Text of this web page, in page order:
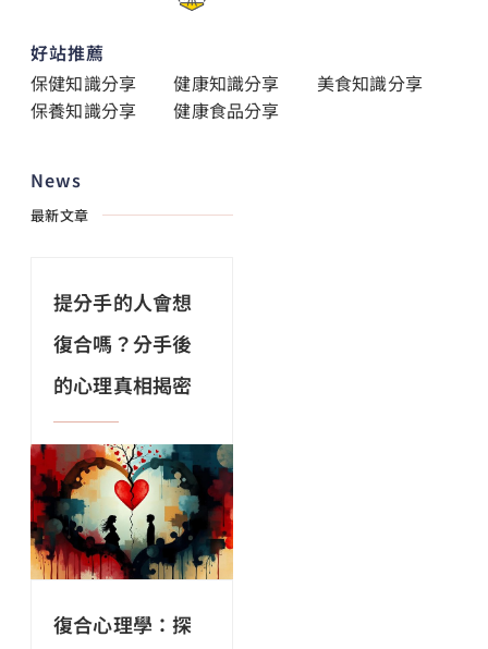
好站推薦
保健知識分享
健康知識分享
美食知識分享
保養知識分享
健康食品分享
News
最新文章
提分手的人會想
復合嗎？分手後
的心理真相揭密
復合心理學：探